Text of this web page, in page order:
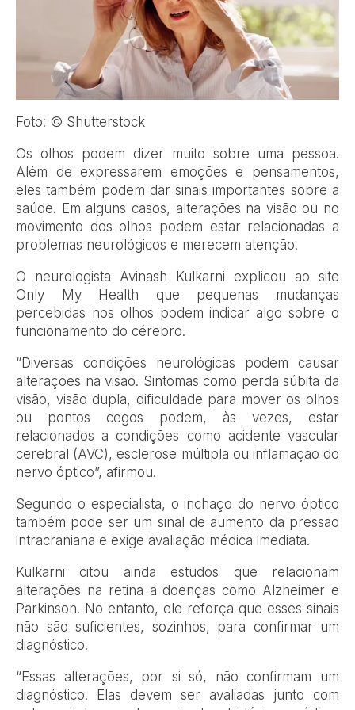
Foto: © Shutterstock
Os olhos podem dizer muito sobre uma pessoa.
Além de expressarem emoções e pensamentos,
eles também podem dar sinais importantes sobre a
saúde. Em alguns casos, alterações na visão ou no
movimento dos olhos podem estar relacionadas a
problemas neurológicos e merecem atenção.
O neurologista Avinash Kulkarni explicou ao site
Only My Health que pequenas mudanças
percebidas nos olhos podem indicar algo sobre o
funcionamento do cérebro.
“Diversas condições neurológicas podem causar
alterações na visão. Sintomas como perda súbita da
visão, visão dupla, dificuldade para mover os olhos
ou pontos cegos podem, às vezes, estar
relacionados a condições como acidente vascular
cerebral (AVC), esclerose múltipla ou inflamação do
nervo óptico”, afirmou.
Segundo o especialista, o inchaço do nervo óptico
também pode ser um sinal de aumento da pressão
intracraniana e exige avaliação médica imediata.
Kulkarni citou ainda estudos que relacionam
alterações na retina a doenças como Alzheimer e
Parkinson. No entanto, ele reforça que esses sinais
não são suficientes, sozinhos, para confirmar um
diagnóstico.
“Essas alterações, por si só, não confirmam um
diagnóstico. Elas devem ser avaliadas junto com